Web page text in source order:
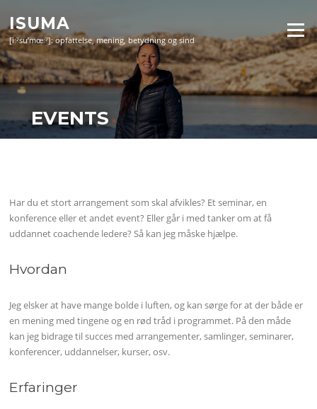
content
ISUMA
[iːˀsu’mœːˀ]: opfattelse, mening, betydning og sind
Menu
EVENTS
Har du et stort arrangement som skal afvikles? Et seminar, en
konference eller et andet event? Eller går i med tanker om at få
uddannet coachende ledere? Så kan jeg måske hjælpe.
Hvordan
Jeg elsker at have mange bolde i luften, og kan sørge for at der både er
en mening med tingene og en rød tråd i programmet. På den måde
kan jeg bidrage til succes med arrangementer, samlinger, seminarer,
konferencer, uddannelser, kurser, osv.
Erfaringer